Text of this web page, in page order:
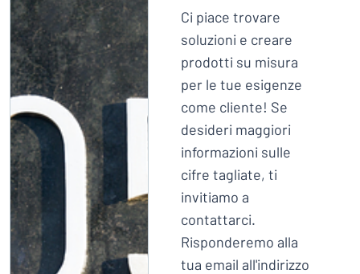
Servizio
clienti
Privato / Azienda
Ci piace trovare
soluzioni e creare
prodotti su misura
per le tue esigenze
come cliente! Se
desideri maggiori
informazioni sulle
cifre tagliate, ti
invitiamo a
contattarci.
Risponderemo alla
tua email all'indirizzo